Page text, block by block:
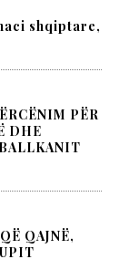
shqiptare,
PËR
DHE
QAJNË,